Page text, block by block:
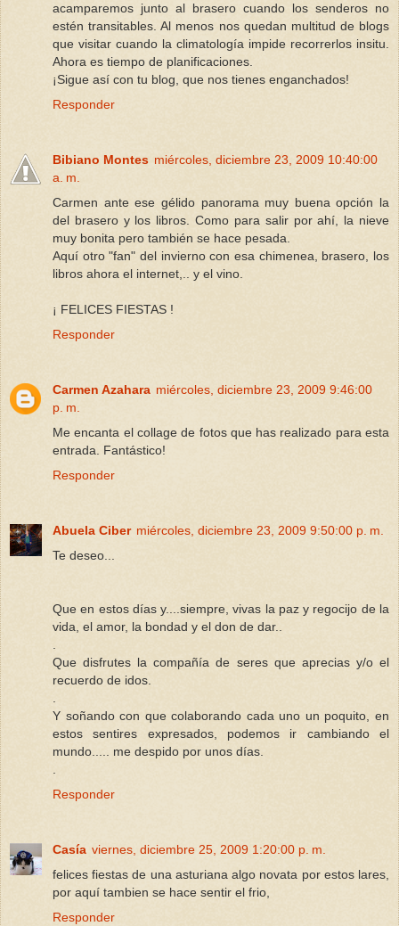
acamparemos junto al brasero cuando los senderos no
estén transitables. Al menos nos quedan multitud de blogs
que visitar cuando la climatología impide recorrerlos insitu.
Ahora es tiempo de planificaciones.
¡Sigue así con tu blog, que nos tienes enganchados!
Responder
Bibiano Montes miércoles, diciembre 23, 2009 10:40:00
a. m.
Carmen ante ese gélido panorama muy buena opción la
del brasero y los libros. Como para salir por ahí, la nieve
muy bonita pero también se hace pesada.
Aquí otro "fan" del invierno con esa chimenea, brasero, los
libros ahora el internet,.. y el vino.
¡ FELICES FIESTAS !
Responder
Carmen Azahara miércoles, diciembre 23, 2009 9:46:00
p. m.
Me encanta el collage de fotos que has realizado para esta
entrada. Fantástico!
Responder
Abuela Ciber miércoles, diciembre 23, 2009 9:50:00 p. m.
Te deseo...
Que en estos días y....siempre, vivas la paz y regocijo de la
vida, el amor, la bondad y el don de dar..
Que disfrutes la compañía de seres que aprecias y/o el
recuerdo de idos.
Y soñando con que colaborando cada uno un poquito, en
estos sentires expresados, podemos ir cambiando el
mundo..... me despido por unos días.
Responder
Casía viernes, diciembre 25, 2009 1:20:00 p. m.
felices fiestas de una asturiana algo novata por estos lares,
por aquí tambien se hace sentir el frio,
Responder